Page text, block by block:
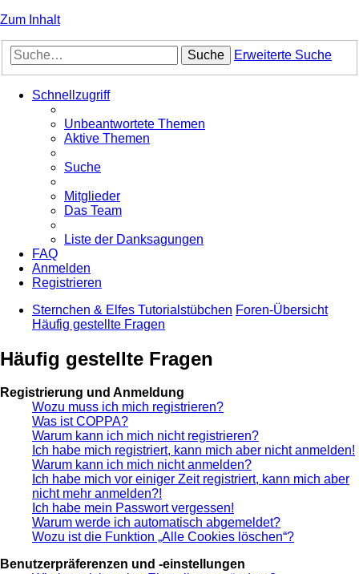
Zum Inhalt
Suche Erweiterte Suche
Schnellzugriff
Unbeantwortete Themen
Aktive Themen
Suche
Mitglieder
Das Team
Liste der Danksagungen
FAQ
Anmelden
Registrieren
Sternchen & Elfes Tutorialstübchen Foren-Übersicht
Häufig gestellte Fragen
Häufig gestellte Fragen
Registrierung und Anmeldung
Wozu muss ich mich registrieren?
Was ist COPPA?
Warum kann ich mich nicht registrieren?
Ich habe mich registriert, kann mich aber nicht anmelden!
Warum kann ich mich nicht anmelden?
Ich habe mich vor einiger Zeit registriert, kann mich aber
nicht mehr anmelden?!
Ich habe mein Passwort vergessen!
Warum werde ich automatisch abgemeldet?
Wozu ist die Funktion „Alle Cookies löschen“?
Benutzerpräferenzen und -einstellungen